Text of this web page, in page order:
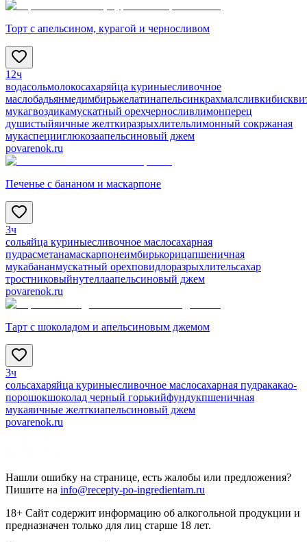
Торт с апельсином, курагой и черносливом
12ч
водасольмолокосахаряйца куриныесливочное
маслобадьянмедимбирьжелатинапельсинкрахмалсливки
мукагвоздикамускатный орехчерносливлимонперец
душистыйяичные желткиразрыхлительлимонный сокржаная
мукаспецииглюкозаапельсиновый джем
povarenok.ru
Печенье с бананом и маскарпоне
3ч
сольяйца куриныесливочное маслосахарная
пудрасметанамаскарпонеимбирькорицапшеничная
мукабананмускатный орехповидлоразрыхлительсахар
тростниковыйнутеллаапельсиновый джем
povarenok.ru
Тарт с шоколадом и апельсиновым джемом
3ч
сольсахаряйца куриныесливочное маслосахарная пудракакао-
порошокшоколад черный горькийфундукпшеничная
мукаяичные желткиапельсиновый джем
povarenok.ru
Нашли ошибку на странице, есть жалобы или предложения?
Пишите на info@recepty-po-ingredientam.ru
18+ Сайт содержит информацию об алкогольной продукции и
предназначен только для лиц старше 18 лет.